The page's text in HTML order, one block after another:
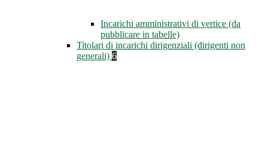
Incarichi amministrativi di vertice (da
pubblicare in tabelle)
Titolari di incarichi dirigenziali (dirigenti non
generali) 6